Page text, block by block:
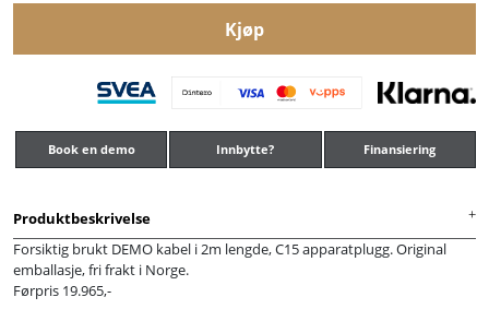
Kjøp
Book en demo Innbytte? Finansiering
Produktbeskrivelse
Forsiktig brukt DEMO kabel i 2m lengde, C15 apparatplugg. Original
emballasje, fri frakt i Norge.
Førpris 19.965,-